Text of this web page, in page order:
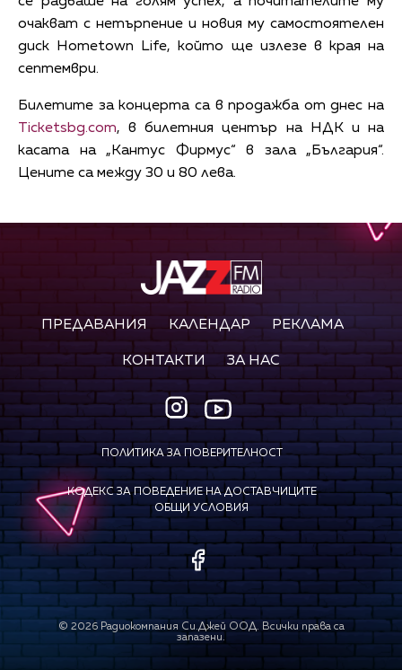
очакват с нетърпение и новия му самостоятелен
диск Hometown Life, който ще излезе в края на
септември.
Билетите за концерта са в продажба от днес на
Ticketsbg.com, в билетния център на НДК и на
касата на „Кантус Фирмус“ в зала „България“.
Цените са между 30 и 80 лева.
ПРЕДАВАНИЯ КАЛЕНДАР РЕКЛАМА
КОНТАКТИ ЗА НАС
ПОЛИТИКА ЗА ПОВЕРИТЕЛНОСТ
КОДЕКС ЗА ПОВЕДЕНИЕ НА ДОСТАВЧИЦИТЕ
ОБЩИ УСЛОВИЯ
© 2026Радиокомпания Си.Джей ООД. Всички права са
запазени.